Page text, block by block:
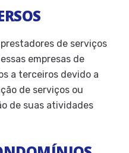
de serviços
empresas de
a terceiros devido a
de serviços ou
de suas atividades